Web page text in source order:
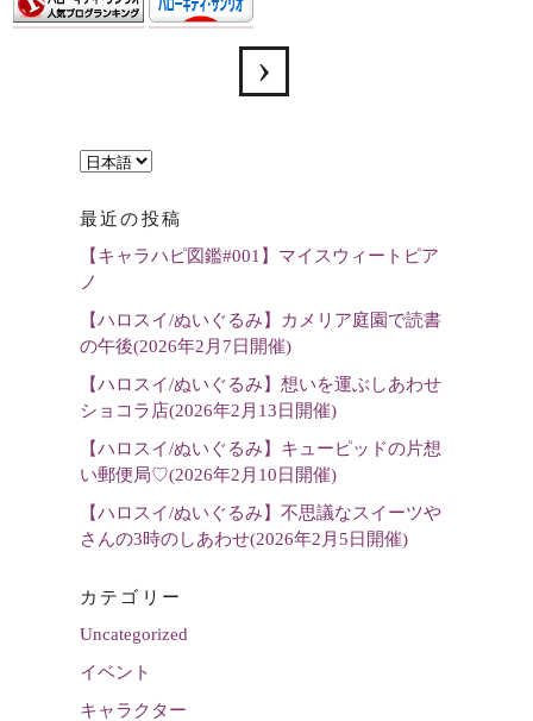
言
を
選
最近の投稿
【キャラハピ図鑑#001】マイスウィートピア
ノ
【ハロスイ/ぬいぐるみ】カメリア庭園で読書
の午後(2026年2月7日開催)
【ハロスイ/ぬいぐるみ】想いを運ぶしあわせ
ショコラ店(2026年2月13日開催)
【ハロスイ/ぬいぐるみ】キューピッドの片想
い郵便局♡(2026年2月10日開催)
【ハロスイ/ぬいぐるみ】不思議なスイーツや
さんの3時のしあわせ(2026年2月5日開催)
カテゴリー
Uncategorized
イベント
キャラクター